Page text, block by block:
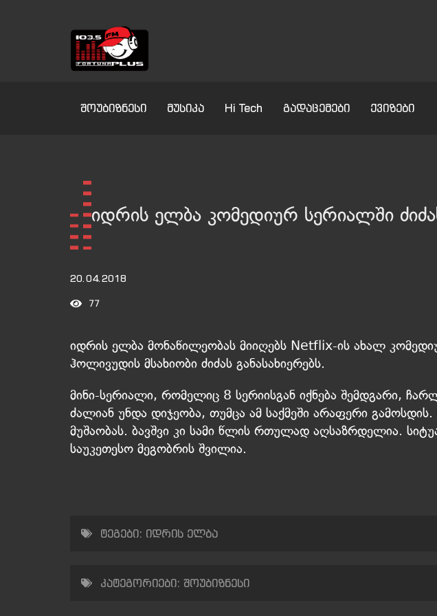
შოუბიზნესი მუსიკა Hi Tech გადაცემები ქვიზები
იდრის ელბა კომედიურ სერიალში
20.04.2018
77
იდრის ელბა მონაწილეობას მიიღებს Netflix-ის ახალ
ჰოლივუდის მსახიობი ძიძას განასახიერებს.
მინი-სერიალი, რომელიც 8 სერიისგან იქნება შემდგარი,
ძალიან უნდა დიჯეობა, თუმცა ამ საქმეში არაფერი
მუშაობას. ბავშვი კი სამი წლის რთულად აღსაზრდელია.
საუკეთესო მეგობრის შვილია.
ტეგები: იდრის ელბა
კატეგორიები: შოუბიზნესი